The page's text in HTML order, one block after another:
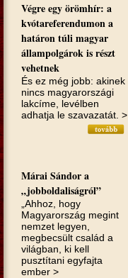
Végre egy örömhír: a
kvótareferendumon a
határon túli magyar
állampolgárok is részt
vehetnek
És ez még jobb: akinek
nincs magyarországi
lakcíme, levélben
adhatja le szavazatát. >
Márai Sándor a
„jobboldaliságról”
„Ahhoz, hogy
Magyarország megint
nemzet legyen,
megbecsült család a
világban, ki kell
pusztítani egyfajta
ember >